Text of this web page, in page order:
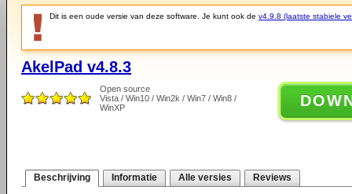
Dit is een oude versie van deze software. Je kunt ook de v4.9.8 (laatste stabiele
AkelPad v4.8.3
Open source
Vista / Win10 / Win2k / Win7 / Win8 /
WinXP
Beschrijving Informatie Alle versies Reviews